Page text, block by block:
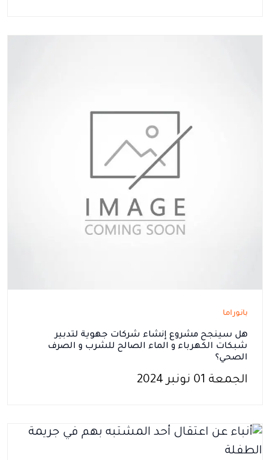
بانوراما
هل سينجح مشروع إنشاء شركات جهوية لتدبير
شبكات الكهرباء و الماء الصالح للشرب و الصرف
الصحي؟
الجمعة 01 نونبر 2024